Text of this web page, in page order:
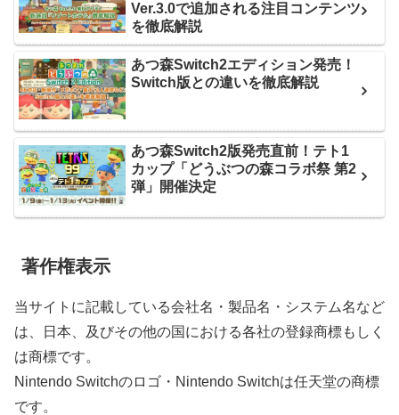
Ver.3.0で追加される注目コンテンツ
を徹底解説
あつ森Switch2エディション発売！
Switch版との違いを徹底解説
あつ森Switch2版発売直前！テト1
カップ「どうぶつの森コラボ祭 第2
弾」開催決定
著作権表示
当サイトに記載している会社名・製品名・システム名など
は、日本、及びその他の国における各社の登録商標もしく
は商標です。
Nintendo Switchのロゴ・Nintendo Switchは任天堂の商標
です。